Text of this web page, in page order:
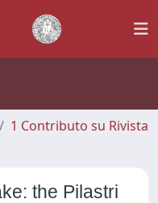
1 Contributo su Rivista
the Pilastri